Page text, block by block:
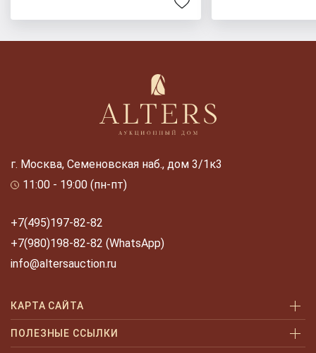
г. Москва, Семеновская наб., дом 3/1к3
11:00 - 19:00 (пн-пт)
+7(495)197-82-82
+7(980)198-82-82 (WhatsApp)
info@altersauction.ru
КАРТА САЙТА
Аукционы
ПОЛЕЗНЫЕ ССЫЛКИ